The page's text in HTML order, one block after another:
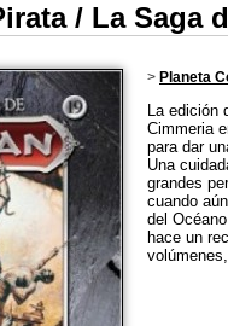
/ La Saga
> Planeta
La edición
Cimmeria
para dar
Una
grandes
cuando
del
hace un